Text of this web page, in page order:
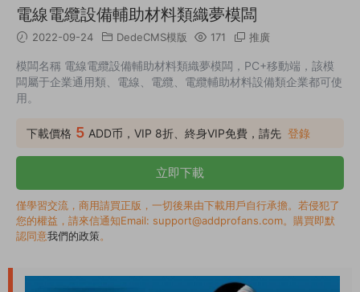
電線電纜設備輔助材料類織夢模闆
2022-09-24 DedeCMS模版 171 推廣
模闆名稱 電線電纜設備輔助材料類織夢模闆，PC+移動端，該模
闆屬于企業通用類、電線、電纜、電纜輔助材料設備類企業都可使
用。
下載價格 5 ADD币，VIP 8折、終身VIP免費，請先 登錄
立即下載
僅學習交流，商用請買正版，一切後果由下載用戶自行承擔。若侵犯了
您的權益，請來信通知Email: support@addprofans.com。購買即默
認同意我們的政策。